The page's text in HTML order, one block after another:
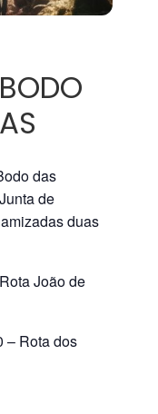
das
de
duas
João de
– Rota dos